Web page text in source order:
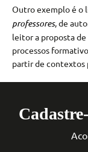
Outro exemplo é o
professores, de
leitor a proposta de
processos
partir de contextos